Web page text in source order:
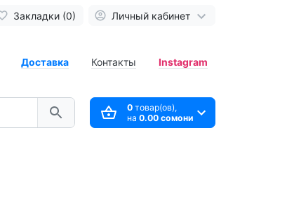
Закладки (0) Личный кабинет
Доставка Контакты Instagram
0товар(ов),
на 0.00 сомони